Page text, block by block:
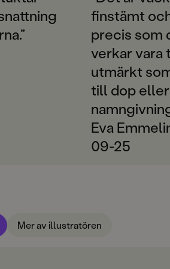
finstämt
precis som
verkar vara
utmärkt
till dop eller
Eva
09-25
Mer av illustratören